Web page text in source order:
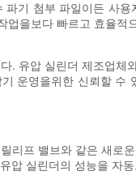
기 첨부 파일이든 사
을보다 빠르고 효율적
. 유압 실린더 제조업체
운영을위한 신뢰할 수
리프 밸브와 같은 새로
압 실린더의 성능을 자